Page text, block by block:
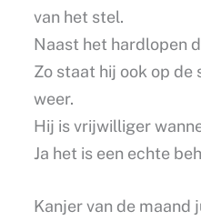
van het stel.
Naast het hardlopen
Zo staat hij ook op de
weer.
Hij is vrijwilliger
Ja het is een echte
Kanjer van de maand